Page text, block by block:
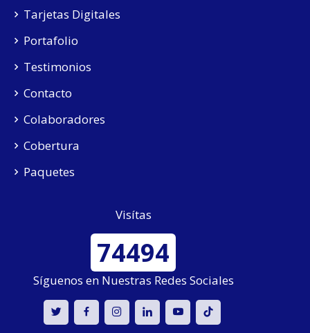
Tarjetas Digitales
Portafolio
Testimonios
Contacto
Colaboradores
Cobertura
Paquetes
Visítas
74494
Síguenos en Nuestras Redes Sociales